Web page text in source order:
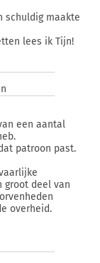
schuldig maakte
lees ik Tijn!
een aantal
patroon past.
groot deel van
overheid.